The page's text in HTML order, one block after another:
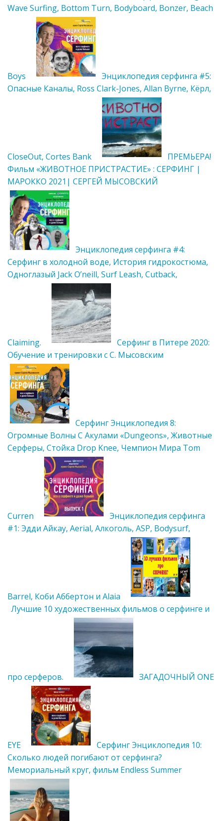
Wave Surfing, Bottom Turn, Bodyboard, Bonzer, Beach
Boys
Энциклопедия серфинга #5:
Опасные Каналы, Ross Clark-Jones, Allan Byrne, Кёрл,
CloseOut, Cortes Bank
ПРЕМЬЕРА!
Фильм «ЖИВОТНОЕ ПРИСТРАСТИЕ» : СЕРФИНГ |
МАРОККО 2021| СЕРГЕЙ МЫСОВСКИЙ
Энциклопедия серфинга #4:
Серфинг в холодной воде, История гидрокостюма,
Одноглазый Jack O’neill, Surf Leash, Cutback,
Claiming.
Серфинг в Питере 2020:
Обучение и тренировки с С. Мысовским
Cерфинг Энциклопедия 8:
Огромные Волны С Акулами «Dungeons», Животные
Серферы, Стойка Drop Knee, Чемпион Мира Tom
Curren
Энциклопедия серфинга
#1: Эдди Айкау, Aerial, Алкоголь, ASP, Bodysurf,
Barrel, Коби Аббертон и Alaia
Лучшие 10 художественных фильмов о серфинге и
про серферов. ЗАГАДОЧНЫЙ ONE
EYE
Cерфинг Энциклопедия 10:
Сколько людей погибают от серфинга?
Мемориальный круг, фильм Endless Summer